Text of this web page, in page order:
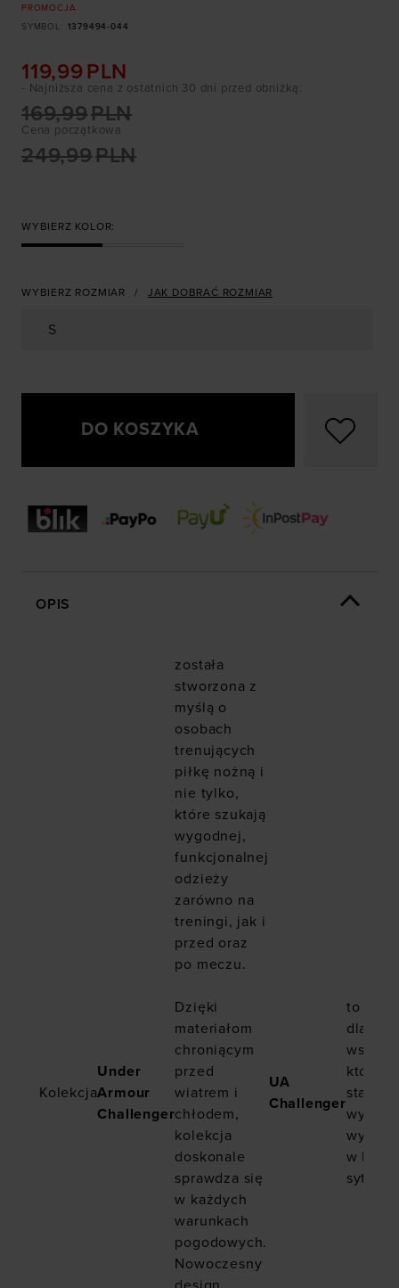
PROMOCJA
SYMBOL
1379494-044
119,99 PLN
Cena początkowa
249,99PLN
169,99PLN
- Najniższa cena z ostatnich 30 dni przed obniżką:
WYBIERZ KOLOR:
WYBIERZ ROZMIAR JAK DOBRAĆ ROZMIAR
S
DO KOSZYKA
OPIS
Kolekcja
Under
Armour
Challenger
została
stworzona z
myślą o
osobach
trenujących
piłkę nożną i
nie tylko,
które szukają
wygodnej,
funkcjonalnej
odzieży
zarówno na
treningi, jak i
przed oraz
po meczu.
Dzięki
materiałom
chroniącym
przed
wiatrem i
chłodem,
kolekcja
doskonale
sprawdza się
w każdych
warunkach
pogodowych.
Nowoczesny
UA
Challenger
to
dla
którzy
w